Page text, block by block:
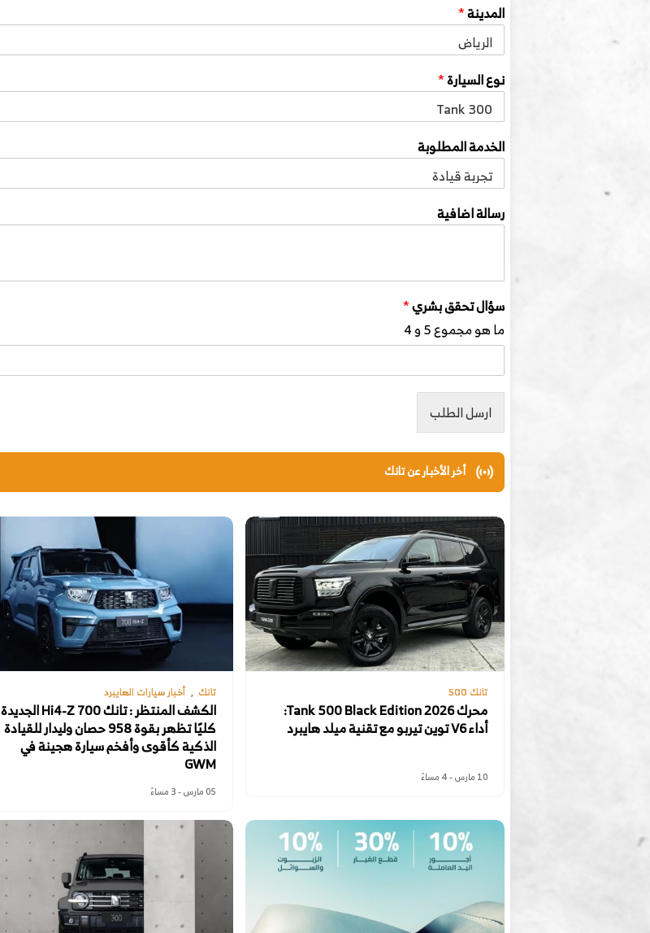
المدينة*
نوع السيارة*
الخدمة المطلوبة
رسالة اضافية
سؤال تحقق بشري*
ما هو مجموع 5 و 4
ارسل الطلب
أخر الأخبار عن تانك
تانك 500
محرك Tank 500 Black Edition 2026:
أداء V6 توين تيربو مع تقنية ميلد هايبرد
10 مارس - 4 مساءً
تانك أخبار سيارات الهايبرد
الكشف المنتظر : تانك 700 Hi4-Z الجديدة
كليًا تظهر بقوة 958 حصان وليدار للقيادة
الذكية كأقوى وأفخم سيارة هجينة في
GWM
05 مارس - 3 مساءً